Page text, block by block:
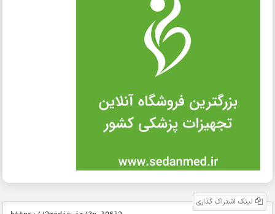
لینک اشتراک گذاری